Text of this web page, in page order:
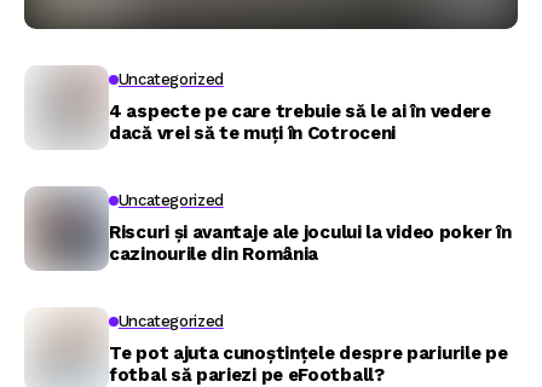
Uncategorized
4 aspecte pe care trebuie să le ai în vedere
dacă vrei să te muți în Cotroceni
Uncategorized
Riscuri și avantaje ale jocului la video poker în
cazinourile din România
Uncategorized
Te pot ajuta cunoștințele despre pariurile pe
fotbal să pariezi pe eFootball?